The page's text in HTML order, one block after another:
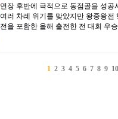
연장 후반에 극적으로 동점골을 성
여러 차례 위기를 맞았지만 왕중왕
전을 포함한 올해 출전한 전 대회 우
1 2 3 4 5 6 7 8 9 10